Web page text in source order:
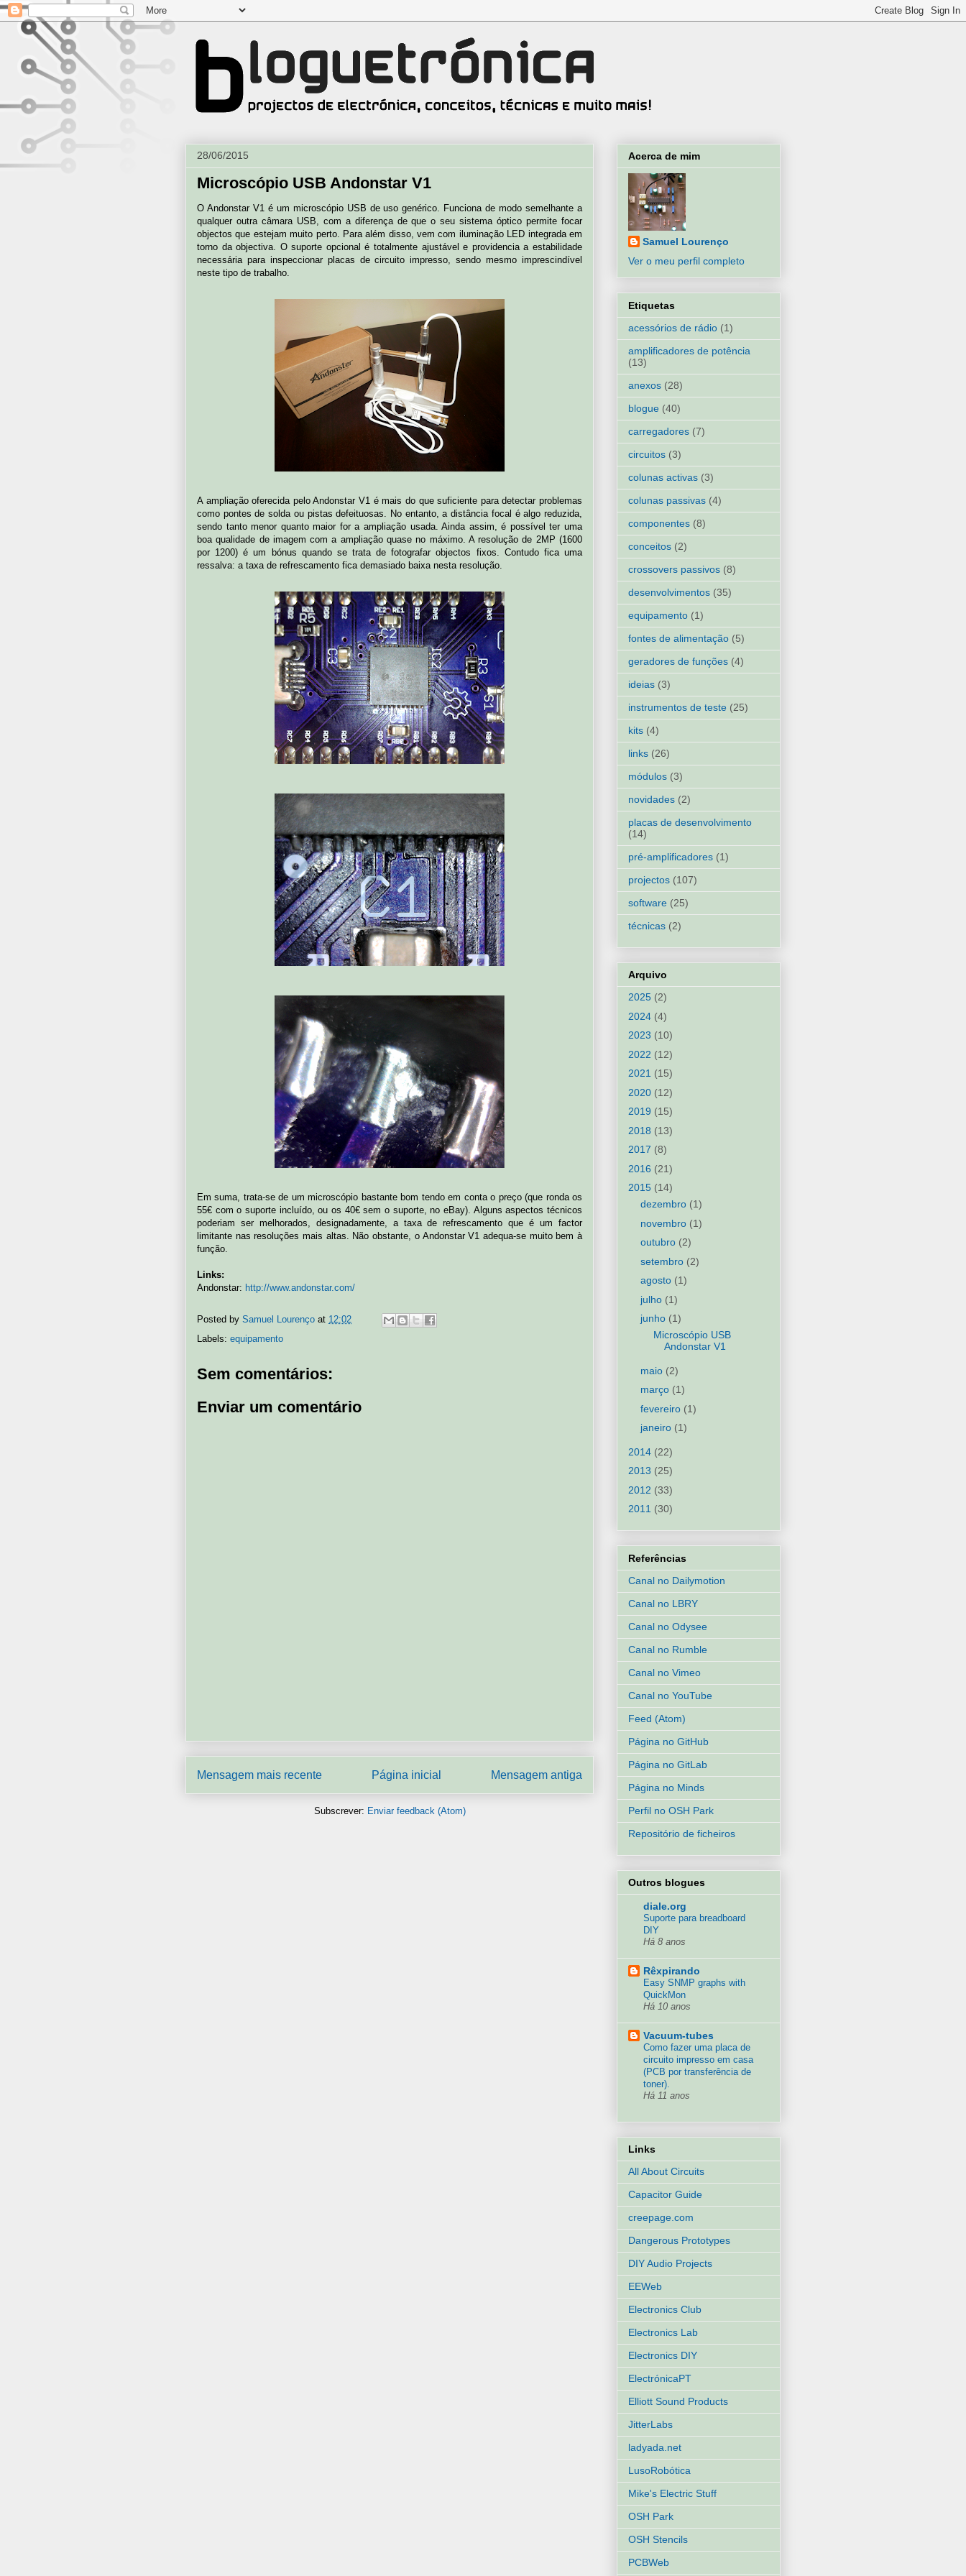
28/06/2015
Microscópio USB Andonstar V1
O Andonstar V1 é um microscópio USB de uso genérico. Funciona de modo semelhante a
qualquer outra câmara USB, com a diferença de que o seu sistema óptico permite focar
objectos que estejam muito perto. Para além disso, vem com iluminação LED integrada em
torno da objectiva. O suporte opcional é totalmente ajustável e providencia a estabilidade
necessária para inspeccionar placas de circuito impresso, sendo mesmo imprescindível
neste tipo de trabalho.
A ampliação oferecida pelo Andonstar V1 é mais do que suficiente para detectar problemas
como pontes de solda ou pistas defeituosas. No entanto, a distância focal é algo reduzida,
sendo tanto menor quanto maior for a ampliação usada. Ainda assim, é possível ter uma
boa qualidade de imagem com a ampliação quase no máximo. A resolução de 2MP (1600
por 1200) é um bónus quando se trata de fotografar objectos fixos. Contudo fica uma
ressalva: a taxa de refrescamento fica demasiado baixa nesta resolução.
Em suma, trata-se de um microscópio bastante bom tendo em conta o preço (que ronda os
55€ com o suporte incluído, ou os 40€ sem o suporte, no eBay). Alguns aspectos técnicos
poderiam ser melhorados, designadamente, a taxa de refrescamento que é um factor
limitante nas resoluções mais altas. Não obstante, o Andonstar V1 adequa-se muito bem à
função.
Links:
Andonstar: http://www.andonstar.com/
Posted by Samuel Lourenço at 12:02
Labels: equipamento
Sem comentários:
Enviar um comentário
Mensagem mais recente Mensagem antiga
Página inicial
Subscrever: Enviar feedback (Atom)
Acerca de mim
Samuel Lourenço
Ver o meu perfil completo
Etiquetas
acessórios de rádio (1)
amplificadores de potência
(13)
anexos (28)
blogue (40)
carregadores (7)
circuitos (3)
colunas activas (3)
colunas passivas (4)
componentes (8)
conceitos (2)
crossovers passivos (8)
desenvolvimentos (35)
equipamento (1)
fontes de alimentação (5)
geradores de funções (4)
ideias (3)
instrumentos de teste (25)
kits (4)
links (26)
módulos (3)
novidades (2)
placas de desenvolvimento
(14)
pré-amplificadores (1)
projectos (107)
software (25)
técnicas (2)
Arquivo
2025 (2)
2024 (4)
2023 (10)
2022 (12)
2021 (15)
2020 (12)
2019 (15)
2018 (13)
2017 (8)
2016 (21)
2015 (14)
dezembro (1)
novembro (1)
outubro (2)
setembro (2)
agosto (1)
julho (1)
junho (1)
Microscópio USB
Andonstar V1
maio (2)
março (1)
fevereiro (1)
janeiro (1)
2014 (22)
2013 (25)
2012 (33)
2011 (30)
Referências
Canal no Dailymotion
Canal no LBRY
Canal no Odysee
Canal no Rumble
Canal no Vimeo
Canal no YouTube
Feed (Atom)
Página no GitHub
Página no GitLab
Página no Minds
Perfil no OSH Park
Repositório de ficheiros
Outros blogues
diale.org
Suporte para breadboard
DIY
Há 8 anos
Rêxpirando
Easy SNMP graphs with
QuickMon
Há 10 anos
Vacuum-tubes
Como fazer uma placa de
circuito impresso em casa
(PCB por transferência de
toner).
Há 11 anos
Links
All About Circuits
Capacitor Guide
creepage.com
Dangerous Prototypes
DIY Audio Projects
EEWeb
Electronics Club
Electronics Lab
Electronics DIY
ElectrónicaPT
Elliott Sound Products
JitterLabs
ladyada.net
LusoRobótica
Mike's Electric Stuff
OSH Park
OSH Stencils
PCBWeb